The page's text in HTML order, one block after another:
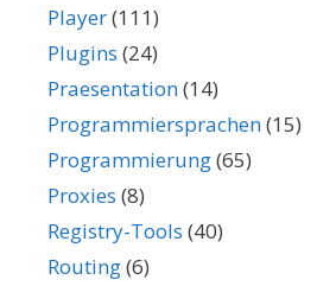
Player(111)
Plugins (24)
Praesentation(14)
Programmiersprachen(15)
Programmierung(65)
Proxies (8)
Registry-Tools (40)
Routing(6)